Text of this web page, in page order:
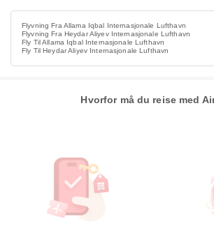
Flyvning Fra Allama Iqbal Internasjonale Lufthavn
Flyvning Fra Heydar Aliyev Internasjonale Lufthavn
Fly Til Allama Iqbal Internasjonale Lufthavn
Fly Til Heydar Aliyev Internasjonale Lufthavn
Hvorfor må du reise med